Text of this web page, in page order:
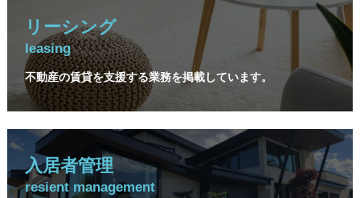
リーシング
leasing
不動産の賃貸を支援する業務を掲載しています。
入居者管理
resient management